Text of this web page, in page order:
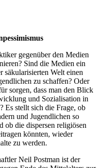
gegenüber den Medien
Sind die Medien ein
säkularisierten Welt einen
zu schaffen? Oder
sorgen, dass man den Blick
und Sozialisation in
Es stellt sich die Frage, ob
und Jugendlichen so
ob die dispersen religiösen
könnten, wieder
zu werden.
Neil Postman ist der